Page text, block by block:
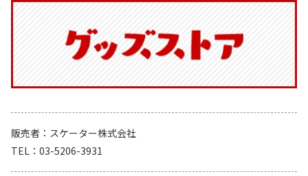
販売者
スケーター株式会社
TEL
03-5206-3931